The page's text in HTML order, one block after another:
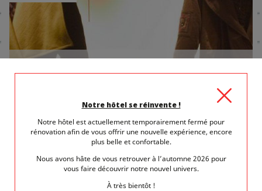
Paris tendance à découvrir et à vivre en choisissant de séjourner
au Vice et Versa...
LIRE LA SUITE
Notre hôtel se réinvente !
Notre hôtel est actuellement temporairement fermé pour
rénovation afin de vous offrir une nouvelle expérience, encore
plus belle et confortable.
Nous avons hâte de vous retrouver à l’automne 2026 pour
vous faire découvrir notre nouvel univers.
À très bientôt !